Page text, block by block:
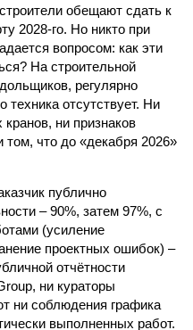
обещают сдать к
2028-го. Но никто при
вопросом: как эти
На строительной
регулярно
отсутствует. Ни
ни признаков
что до «декабря 2026»
публично
– 90%, затем 97%, с
(усиление
проектных ошибок) –
отчётности
ни кураторы
ни соблюдения графика
выполненных работ.